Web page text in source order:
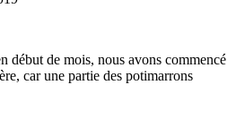
début de mois, nous avons commencé
car une partie des potimarrons